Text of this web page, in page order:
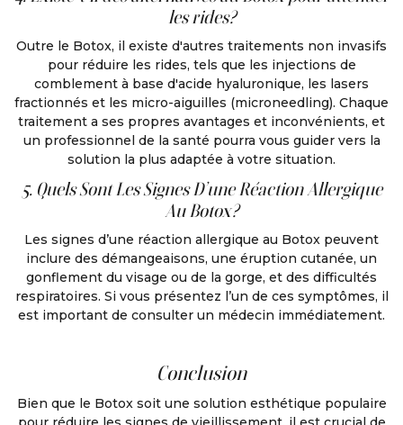
les rides?
Outre le Botox, il existe d'autres traitements non invasifs
pour réduire les rides, tels que les injections de
comblement à base d'acide hyaluronique, les lasers
fractionnés et les micro-aiguilles (microneedling). Chaque
traitement a ses propres avantages et inconvénients, et
un professionnel de la santé pourra vous guider vers la
solution la plus adaptée à votre situation.
5. Quels Sont Les Signes D’une Réaction Allergique
Au Botox?
Les signes d’une réaction allergique au Botox peuvent
inclure des démangeaisons, une éruption cutanée, un
gonflement du visage ou de la gorge, et des difficultés
respiratoires. Si vous présentez l’un de ces symptômes, il
est important de consulter un médecin immédiatement.
Conclusion
Bien que le Botox soit une solution esthétique populaire